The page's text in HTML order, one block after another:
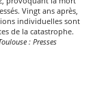
Vingt ans après,
individuelles sont
de la catastrophe.
: Presses